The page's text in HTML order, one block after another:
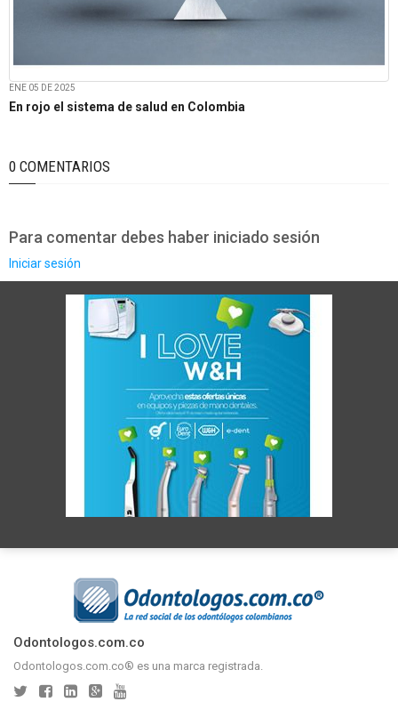
ENE 05 DE 2025
En rojo el sistema de salud en Colombia
0 COMENTARIOS
Para comentar debes haber iniciado sesión
Iniciar sesión
Odontologos.com.co
Odontologos.com.co® es una marca registrada.